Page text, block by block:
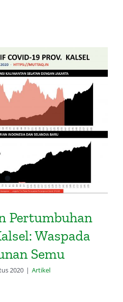
Covid-
Penurunan
Pertumbuhan
Waspada
Semu
2020 | Artikel